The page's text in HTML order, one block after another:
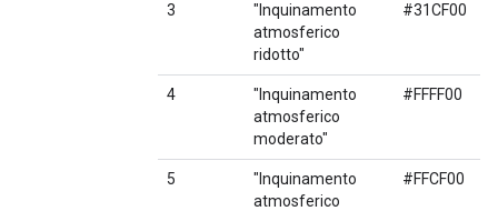
3
"Inquinamento
atmosferico
ridotto"
#31CF00
4
"Inquinamento
atmosferico
moderato"
#FFFF00
5
"Inquinamento
atmosferico
#FFCF00